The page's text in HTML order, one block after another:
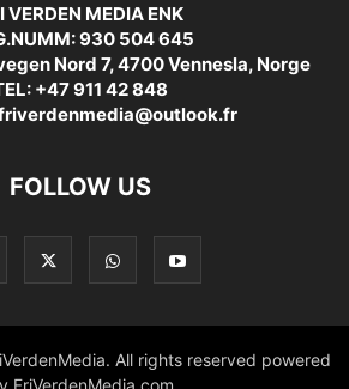
VERDEN MEDIA ENK
930 504 645
Nord 7, 4700 Vennesla, Norge
+47 911 42 848
FOLLOW US
All rights reserved powered
FriVerdenMedia.com